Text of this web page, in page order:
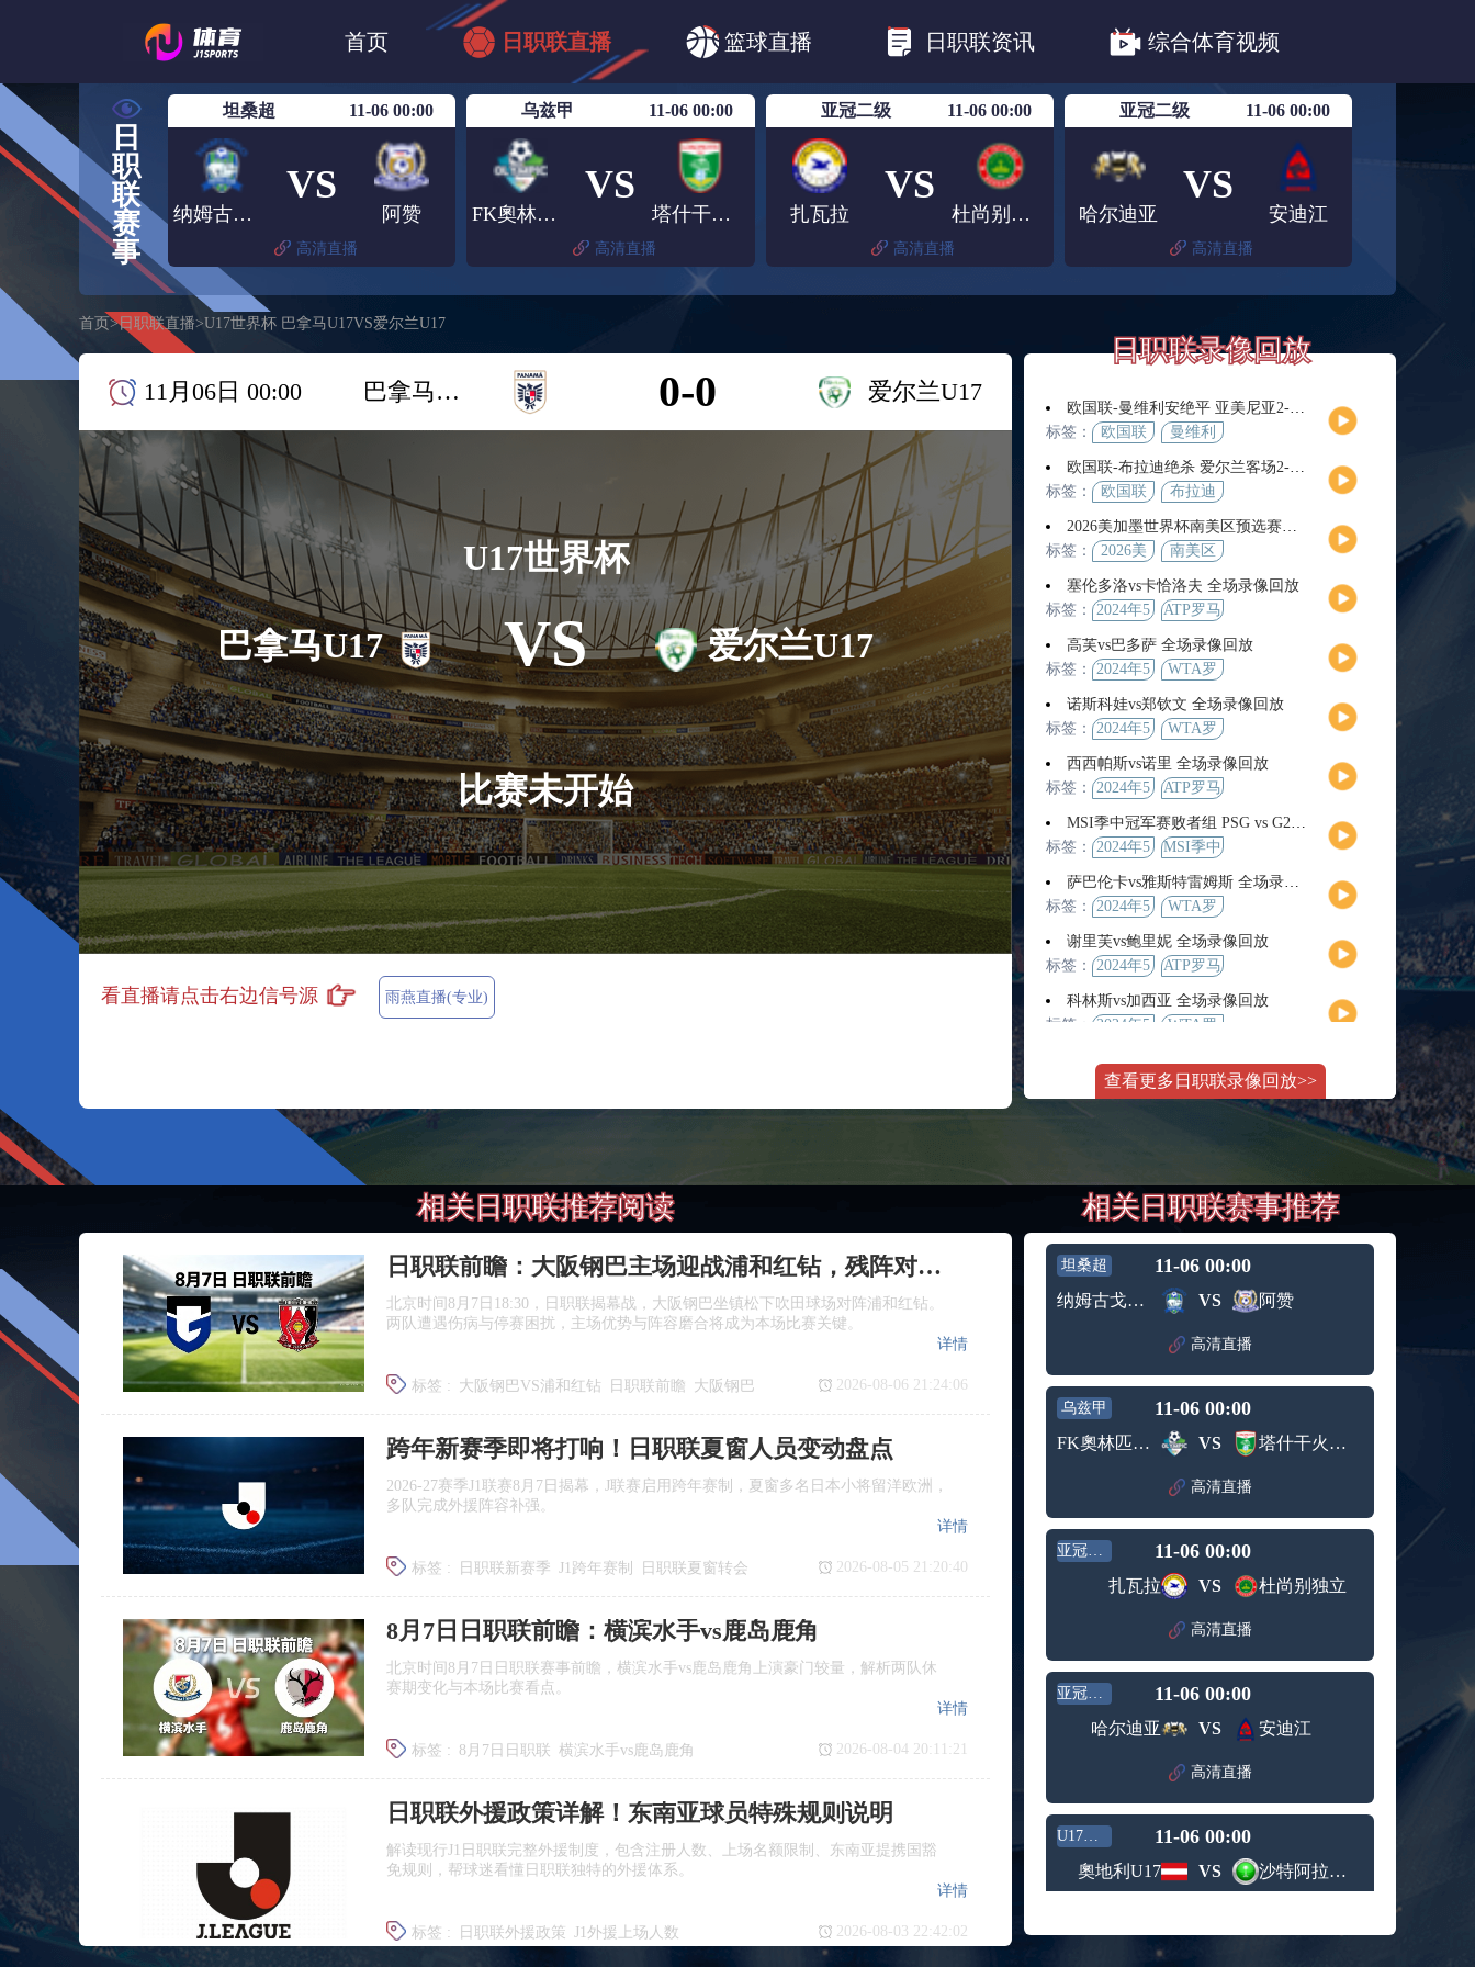
首页 日职联直播 篮球直播 日职联资讯 综合体育视频
日篮B1 日职联 日职联FC东京
日职联广岛三箭
日
职
联
赛
事
坦桑超 11-06 00:00
纳姆古戈俱乐部
VS
阿赞
高清直播
乌兹甲 11-06 00:00
FK奧林匹克B队
VS
塔什干火车头
高清直播
亚冠二级 11-06 00:00
扎瓦拉
VS
杜尚别独立
高清直播
亚冠二级 11-06 00:00
哈尔迪亚
VS
安迪江
高清直播
首页 >日职联直播>U17世界杯 巴拿马U17VS爱尔兰U17
11月06日 00:00 巴拿马U17 0-0 爱尔兰U17
巴拿马U17
U17世界杯
VS
比赛未开始
爱尔兰U17
看直播请点击右边信号源 雨燕直播(专业)
日职联录像回放
欧国联-曼维利安绝平 亚美尼亚2-2法罗群岛
标签：
欧国联
曼维利
欧国联-布拉迪绝杀 爱尔兰客场2-1逆转芬兰
标签：
欧国联 布拉迪
2026美加墨世界杯南美区预选赛第9轮全场集锦
标签：
2026美
界杯
南美区
塞伦多洛vs卡恰洛夫 全场录像回放
标签：
2024年5
ATP罗马
男单第3
轮
高芙vs巴多萨 全场录像回放
标签：
2024年5
WTA罗
赛女单
第4轮
诺斯科娃vs郑钦文 全场录像回放
标签：
2024年5
WTA罗
赛女单
第3轮
西西帕斯vs诺里 全场录像回放
标签：
2024年5
ATP罗马
男单第3
轮
MSI季中冠军赛败者组 PSG vs G2 全场录像回放
标签：
2024年5
MSI季中
败者组
萨巴伦卡vs雅斯特雷姆斯 全场录像回放
标签：
2024年5
WTA罗
赛女单
第3轮
谢里芙vs鲍里妮 全场录像回放
标签：
2024年5
ATP罗马
女单第2
轮
科林斯vs加西亚 全场录像回放
标签：
2024年5
WTA罗
赛女单
第3轮
斯维托丽娜vs萨巴伦卡 全场录像回放
2024年5
月14日
WTA罗
马公开
纳波利塔诺vs贾里 全场录像回放
男单第3
轮
标签： 2024年5
月11日
WTA1000
罗马大
师赛第3
轮
WTT沙特大满贯女单半决赛 陈梦vs早田希娜 全场录像回放
标签： 2024年5
月11日
WTT沙
贯女单
蒙泰罗vs凯茨曼诺维奇 全场录像回放
大师赛
轮
纳尔迪vs鲁内 全场录像回放
标签： 2024年5
月12日
ATP罗马
大师赛
男单第2
轮
萨卡里vs加里宁娜 全场录像回放
标签： 2024年5
WTA罗
马大师
赛女单
第3轮
吉隆vs卢布列夫 全场录像回放
月12日
ATP罗马
大师赛
轮
兹维列夫vs达德尔里 全场录像回放
标签： 2024年5
月13日
ATP罗马
大师赛
男单第3
轮
阿纳尔迪vs贾里 全场录像回放
ATP罗马
大师赛
男单第2
轮
标签： 2024年5
月12日
WTA罗
马大师
第3轮
2024年5
WTA罗
赛女单
斯诺克元老斯诺克世锦赛半决赛 伊戈尔-费格雷多vs德拉戈 全场录像回放
标签：
月12日
元老斯
诺克世
决赛
穆纳尔vs诺里 全场录像回放
月12日
大师赛
男单第2
MSI季中冠军赛胜者组 BLG vs T1 全场录像回放
月12日
冠军赛
KPL春季赛季后赛败者组决赛 重庆狼队 vs 苏州KSG 全场录像回放
查看更多日职联录像回放>>
相关日职联推荐阅读
日职联前瞻：大阪钢巴主场迎战浦和红钻，残阵对决看点十足
北京时间8月7日18:30，日职联揭幕战，大阪钢巴坐镇松下吹田球场对阵浦和红钻。
两队遭遇伤病与停赛困扰，主场优势与阵容磨合将成为本场比赛关键。
标签 : 大阪钢巴VS浦和红钻 日职联前瞻 大阪钢巴
浦和红钻
详情
2026-08-06 21:24:06
跨年新赛季即将打响！日职联夏窗人员变动盘点
2026‑27赛季J1联赛8月7日揭幕，J联赛启用跨年赛制，夏窗多名日本小将留洋欧洲，
多队完成外援阵容补强。
标签 : 日职联新赛季 J1跨年赛制
日职联夏窗转会
广岛三箭
详情
2026-08-05 21:20:40
8月7日日职联前瞻：横滨水手vs鹿岛鹿角
北京时间8月7日日职联赛事前瞻，横滨水手vs鹿岛鹿角上演豪门较量，解析两队休
赛期变化与本场比赛看点。
标签 : 8月7日日职联 横滨水手vs鹿岛鹿角
日职联前瞻 日职联
详情
2026-08-04 20:11:21
日职联外援政策详解！东南亚球员特殊规则说明
解读现行J1日职联完整外援制度，包含注册人数、上场名额限制、东南亚提携国豁
免规则，帮球迷看懂日职联独特的外援体系。
标签 : 日职联外援政策 J1外援上场人数
详情
2026-08-03 22:42:02
相关日职联赛事推荐
坦桑超 11-06 00:00
纳姆古戈俱乐部 VS 阿赞
高清直播
乌兹甲 11-06 00:00
FK奧林匹克B队 VS 塔什干火车头
高清直播
亚冠二级 11-06 00:00
扎瓦拉 VS 杜尚别独立
高清直播
亚冠二级 11-06 00:00
哈尔迪亚 VS 安迪江
高清直播
U17世界杯 11-06 00:00
奧地利U17 VS 沙特阿拉伯U17